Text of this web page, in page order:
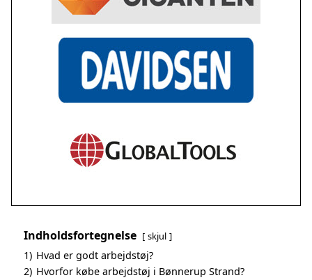
Indholdsfortegnelse skjul
1) Hvad er godt arbejdstøj?
2) Hvorfor købe arbejdstøj i Bønnerup Strand?